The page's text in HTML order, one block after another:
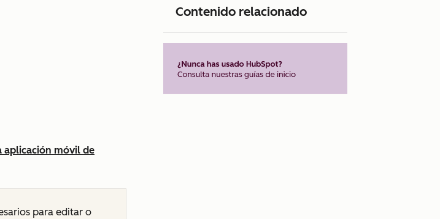
aplicación móvil de
para editar o
Contenido relacionado